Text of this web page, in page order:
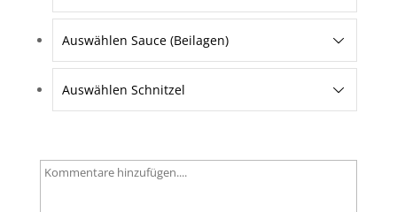
Auswählen Sauce (Beilagen)
Auswählen Schnitzel